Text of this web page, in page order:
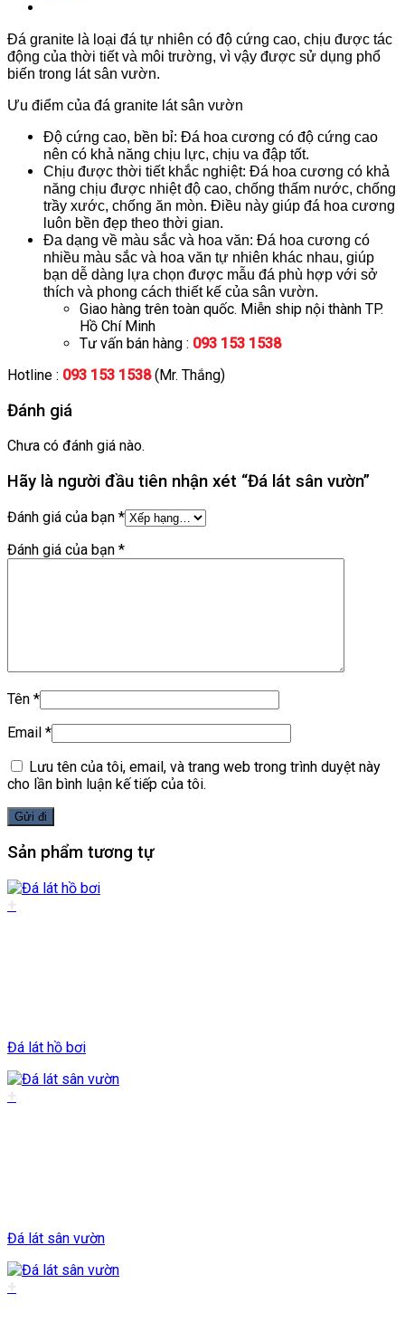
Đá granite là loại đá tự nhiên có độ cứng cao, chịu được tác
động của thời tiết và môi trường, vì vậy được sử dụng phổ
biến trong lát sân vườn.
Ưu điểm của đá granite lát sân vườn
Độ cứng cao, bền bỉ: Đá hoa cương có độ cứng cao
nên có khả năng chịu lực, chịu va đập tốt.
Chịu được thời tiết khắc nghiệt: Đá hoa cương có khả
năng chịu được nhiệt độ cao, chống thấm nước, chống
trầy xước, chống ăn mòn. Điều này giúp đá hoa cương
luôn bền đẹp theo thời gian.
Đa dạng về màu sắc và hoa văn: Đá hoa cương có
nhiều màu sắc và hoa văn tự nhiên khác nhau, giúp
bạn dễ dàng lựa chọn được mẫu đá phù hợp với sở
thích và phong cách thiết kế của sân vườn.
Giao hàng trên toàn quốc. Miễn ship nội thành TP.
Hồ Chí Minh
Tư vấn bán hàng : 093 153 1538
Hotline : 093 153 1538(Mr. Thắng)
Đánh giá
Chưa có đánh giá nào.
Hãy là người đầu tiên nhận xét “Đá lát sân vườn”
Đánh giá của bạn *
Đánh giá của bạn *
Tên *
Email *
Lưu tên của tôi, email, và trang web trong trình duyệt này
cho lần bình luận kế tiếp của tôi.
Sản phẩm tương tự
Đá lát hồ bơi
Đá lát sân vườn